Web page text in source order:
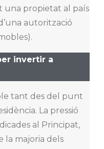
una propietat al país
autorització
invertir a
tant des del punt
La pressió
al Principat,
la majoria dels